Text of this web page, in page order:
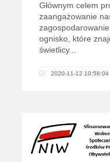
Głównym celem
zaangażowanie
ognisko, które
świetlicy...
2020-11-12 10:58:04